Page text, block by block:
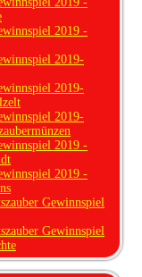
2019 -
2019-
2019-
2019-
2019 -
2019 -
Gewinnspiel
Gewinnspiel